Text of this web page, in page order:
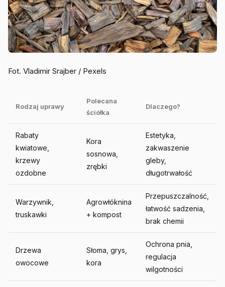
Fot. Vladimir Srajber / Pexels
Rodzaj uprawy
Polecana
ściółka
Dlaczego?
Rabaty
kwiatowe,
krzewy
ozdobne
Kora
sosnowa,
zrębki
Estetyka,
zakwaszenie
gleby,
długotrwałość
Warzywnik,
truskawki
Agrowłóknina
+ kompost
Przepuszczalność,
łatwość sadzenia,
brak chemii
Drzewa
owocowe
Słoma, grys,
kora
Ochrona pnia,
regulacja
wilgotności